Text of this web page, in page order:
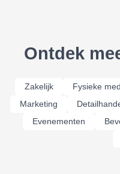
Ontdek
Zakelijk Fysieke
Marketing
Evenementen